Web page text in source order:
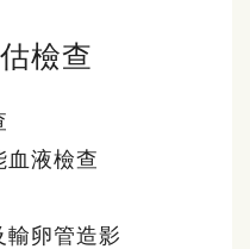
檢查
血液檢查
輸卵管造影